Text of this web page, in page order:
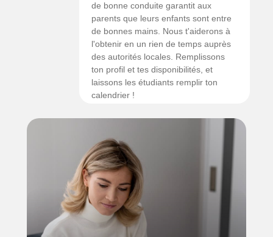
de bonne conduite garantit aux
parents que leurs enfants sont entre
de bonnes mains. Nous t'aiderons à
l'obtenir en un rien de temps auprès
des autorités locales. Remplissons
ton profil et tes disponibilités, et
laissons les étudiants remplir ton
calendrier !